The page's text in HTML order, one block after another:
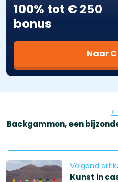
100% tot € 250
bonus
Naar
<
Backgammon, een
Volgend
Kunst in